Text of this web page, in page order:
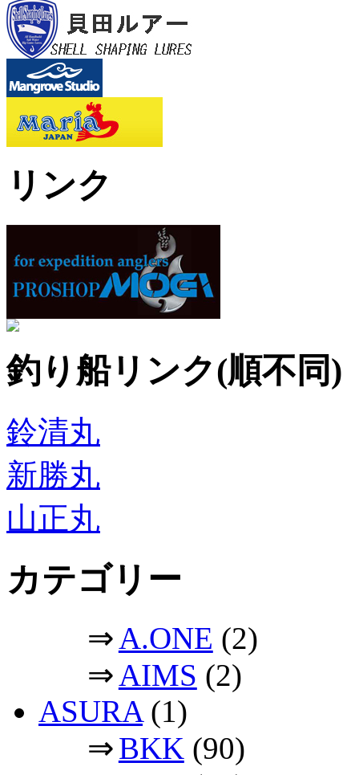
リンク
釣り船リンク(順不同)
鈴清丸
新勝丸
山正丸
カテゴリー
⇒A.ONE (2)
⇒AIMS (2)
ASURA(1)
⇒BKK (90)